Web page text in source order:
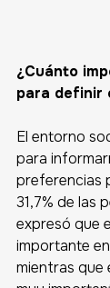
¿Cuánto
para definir
El entorno
para
preferencias
31,7% de las
expresó que
importante
mientras que